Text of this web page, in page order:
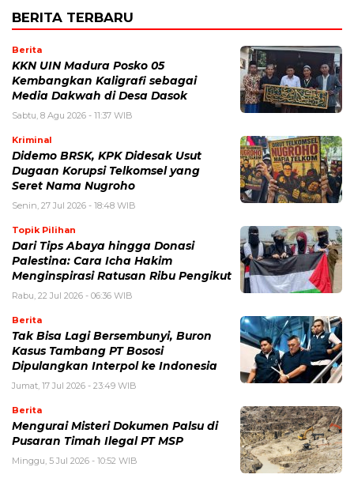
BERITA TERBARU
Berita
KKN UIN Madura Posko 05
Kembangkan Kaligrafi sebagai
Media Dakwah di Desa Dasok
Sabtu, 8 Agu 2026 - 11:37 WIB
Kriminal
Didemo BRSK, KPK Didesak Usut
Dugaan Korupsi Telkomsel yang
Seret Nama Nugroho
Senin, 27 Jul 2026 - 18:48 WIB
Topik Pilihan
Dari Tips Abaya hingga Donasi
Palestina: Cara Icha Hakim
Menginspirasi Ratusan Ribu Pengikut
Rabu, 22 Jul 2026 - 06:36 WIB
Berita
Tak Bisa Lagi Bersembunyi, Buron
Kasus Tambang PT Bososi
Dipulangkan Interpol ke Indonesia
Jumat, 17 Jul 2026 - 23:49 WIB
Berita
Mengurai Misteri Dokumen Palsu di
Pusaran Timah Ilegal PT MSP
Minggu, 5 Jul 2026 - 10:52 WIB